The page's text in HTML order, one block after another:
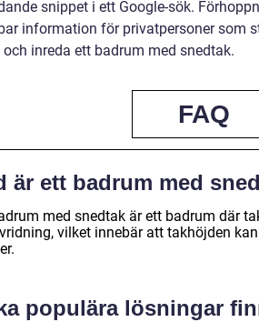
snippet i ett Google-sök.
information för privatpersoner som
inreda ett badrum med snedtak.
FAQ
är ett badrum med
med snedtak är ett badrum där
vilket innebär att takhöjden
populära lösningar